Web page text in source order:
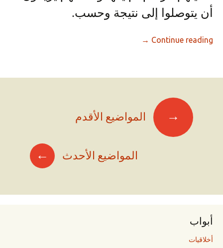
أن يتوصلوا إلى نتيجة وحسب.
Continue reading
→
تصفّح
المقالات
→ المواضيع الأقدم
المواضيع الأحدث ←
أبواب
أخلاقيات